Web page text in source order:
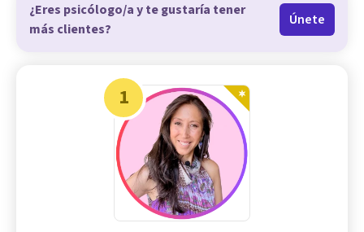
¿Eres psicólogo/a y te gustaría tener
más clientes?
Únete
1